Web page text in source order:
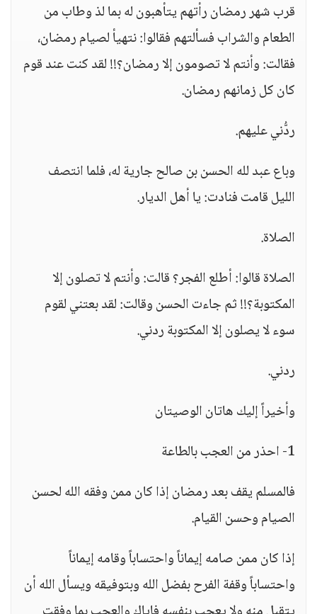
قرب شهر رمضان رأتهم يتأهبون له بما لذ وطاب من
الطعام والشراب فسألتهم فقالوا: نتهيأ لصيام رمضان،
فقالت: وأنتم لا تصومون إلا رمضان؟!! لقد كنت عند قوم
كان كل زمانهم رمضان.
ردُّني عليهم.
وباع عبد لله الحسن بن صالح جارية له، فلما انتصف
الليل قامت فنادت: يا أهل الديار.
الصلاة.
الصلاة قالوا: أطلع الفجر؟ قالت: وأنتم لا تصلون إلا
المكتوبة؟!! ثم جاءت الحسن وقالت: لقد بعتني لقوم
سوء لا يصلون إلا المكتوبة ردني.
ردني.
وأخيراً إليك هاتان الوصيتان
1- احذر من العجب بالطاعة
فالمسلم يقف بعد رمضان إذا كان ممن وفقه الله لحسن
الصيام وحسن القيام.
إذا كان ممن صامه إيماناً واحتساباً وقامه إيماناً
واحتساباً وقفة الفرح بفضل الله وبتوفيقه ويسأل الله أن